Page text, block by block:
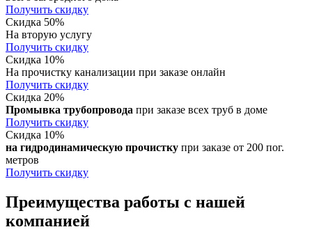
Получить скидку
Скидка 50%
На вторую услугу
Получить скидку
Скидка 10%
На прочистку канализации при заказе онлайн
Получить скидку
Скидка 20%
Промывка трубопровода при заказе всех труб в доме
Получить скидку
Скидка 10%
на гидродинамическую прочистку при заказе от 200 пог.
метров
Получить скидку
Преимущества работы с нашей
компанией